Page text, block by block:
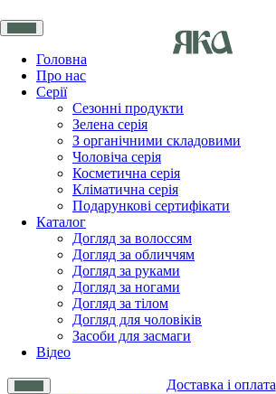
Головна
Про нас
Серії
Сезонні продукти
Зелена серія
З органічними складовими
Чоловіча серія
Косметична серія
Кліматична серія
Подарункові сертифікати
Каталог
Догляд за волоссям
Догляд за обличчям
Догляд за руками
Догляд за ногами
Догляд за тілом
Догляд для чоловіків
Засоби для засмаги
Відео
Доставка і оплата